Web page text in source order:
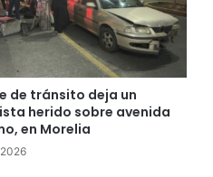
de tránsito deja un
herido sobre avenida
en Morelia